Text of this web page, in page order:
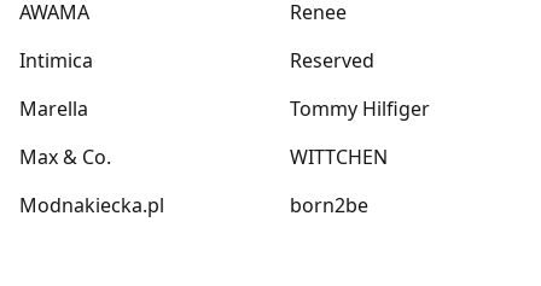
AWAMA
Intimica
Marella
Max & Co.
Modnakiecka.pl
Renee
Reserved
Tommy Hilfiger
WITTCHEN
born2be